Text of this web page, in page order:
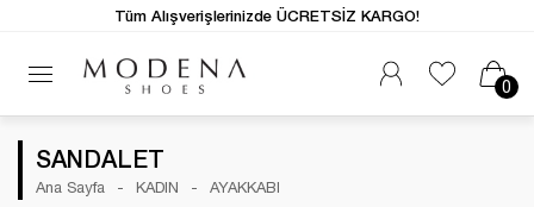
0
Tüm Alışverişlerinizde ÜCRETSİZ KARGO!
SANDALET
Ana Sayfa KADIN AYAKKABI